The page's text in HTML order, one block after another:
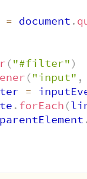
= document .
("#filter")
("input" ,
=
. forEach (
parentElement